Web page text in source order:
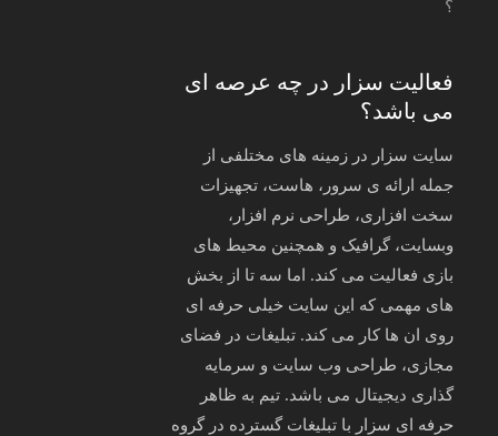
فعالیت سزار در چه عرصه ای
می باشد؟
سایت سزار در زمینه های مختلفی از
جمله ارائه ی سرور، هاست، تجهیزات
سخت افزاری، طراحی نرم افزار،
وبسایت، گرافیک و همچنین محیط های
بازی فعالیت می کند. اما سه تا از بخش
های مهمی که این سایت خیلی حرفه ای
روی ان ها کار می کند. تبلیغات در فضای
مجازی، طراحی وب سایت و سرمایه
گذاری دیجیتال می باشد. تیم به ظاهر
حرفه ای سزار با تبلیغات گسترده در گروه